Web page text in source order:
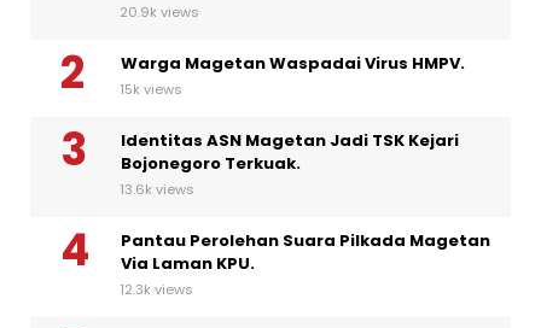
20.9k views
Warga Magetan Waspadai Virus HMPV.
15k views
Identitas ASN Magetan Jadi TSK Kejari
Bojonegoro Terkuak.
13.6k views
Pantau Perolehan Suara Pilkada Magetan
Via Laman KPU.
12.3k views